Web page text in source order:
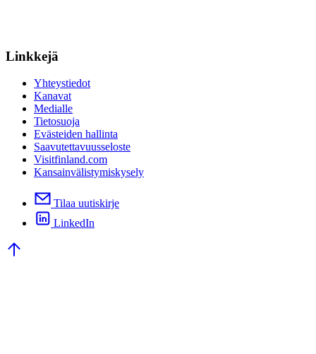
Linkkejä
Yhteystiedot
Kanavat
Medialle
Tietosuoja
Evästeiden hallinta
Saavutettavuusseloste
Visitfinland.com
Kansainvälistymiskysely
Tilaa uutiskirje
LinkedIn